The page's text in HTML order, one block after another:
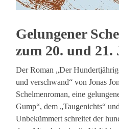
Gelungener
zum 20. und
Der Roman „Der
und verschwand“ von Jonas
Schelmenroman, eine
Gump“, dem „Taugenichts“
Unbekümmert schreitet der